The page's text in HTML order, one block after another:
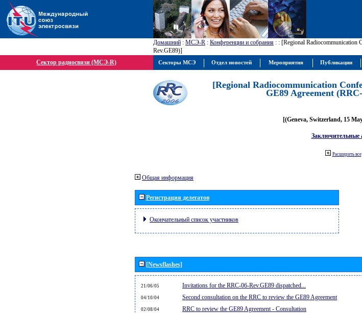
Домашний : МСЭ-R : Конференции и собрания : : [Regional Radiocommunication
Rev.GE89)]
Сектор радиосвязи (МСЭ-R)
[Regional Radiocommunication
GE89 Agreement
[(Geneva, Switzerland, 15
Заключительные
Расширить все
Общая информация
Регистрация делегатов
Окончательный список участников
[Newsflashes]
21/06/05 Invitations for the RRC-06-Rev.GE89 dispatched...
04/10/04 Second consultation on the RRC to review the GE89 Agreement
02/08/04 RRC to review the GE89 Agreement - Consultation
Секторы МСЭ Отдел новостей Мероприятия Публикации